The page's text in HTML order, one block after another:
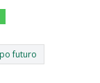
futuro